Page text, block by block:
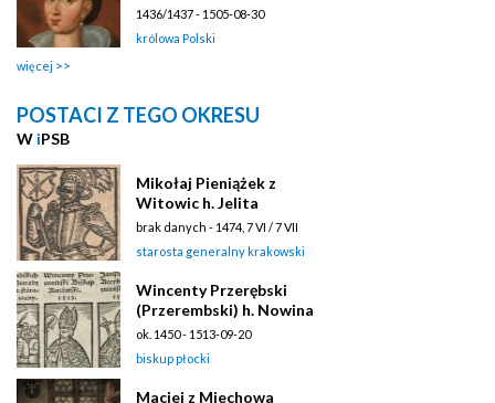
1436/1437 - 1505-08-30
królowa Polski
więcej
POSTACI Z TEGO OKRESU
W iPSB
Mikołaj Pieniążek z
Witowic h. Jelita
brak danych - 1474, 7 VI / 7 VII
starosta generalny krakowski
Wincenty Przerębski
(Przerembski) h. Nowina
ok. 1450 - 1513-09-20
biskup płocki
Maciej z Miechowa